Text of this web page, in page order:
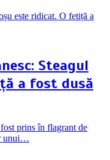
Steagul
a fost dusă